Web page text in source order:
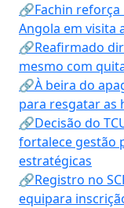
🔗Fachin
Angola em visita
🔗Reafirmado
mesmo com
🔗À beira do
para resgatar as
🔗Decisão do
fortalece gestão
estratégicas
🔗Registro no
equipara